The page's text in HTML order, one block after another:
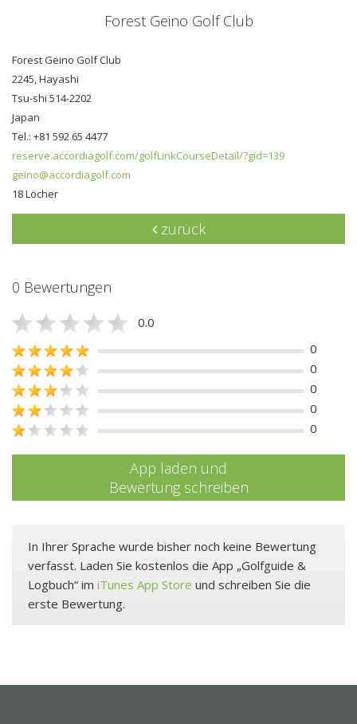
Forest Geino Golf Club
Forest Geino Golf Club
2245, Hayashi
Tsu-shi 514-2202
Japan
Tel.: +81 592 65 4477
reserve.accordiagolf.com/golfLinkCourseDetail/?gid=139
geino@accordiagolf.com
18 Löcher
zurück
0 Bewertungen
0.0
0
0
0
0
0
App laden und
Bewertung schreiben
In Ihrer Sprache wurde bisher noch keine Bewertung
verfasst. Laden Sie kostenlos die App „Golfguide &
Logbuch“ im iTunes App Store und schreiben Sie die
erste Bewertung.